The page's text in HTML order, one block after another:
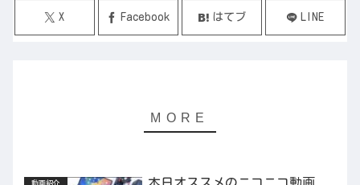
X Facebook はてブ LINE
動画紹介
本日オススメのニコニコ動画